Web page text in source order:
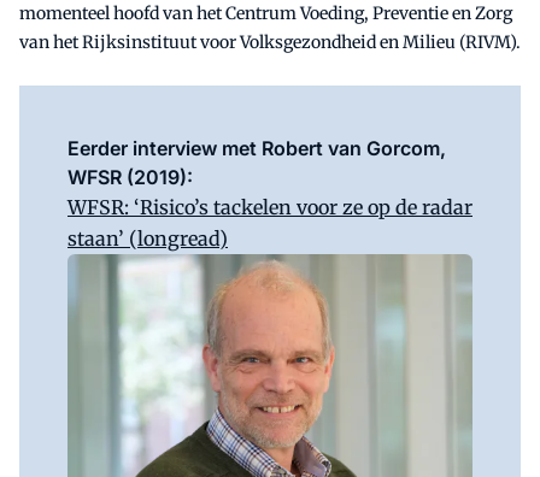
momenteel hoofd van het Centrum Voeding, Preventie en Zorg
van het Rijksinstituut voor Volksgezondheid en Milieu (RIVM).
Eerder interview met Robert van Gorcom,
WFSR (2019):
WFSR: ‘Risico’s tackelen voor ze op de radar
staan’ (longread)